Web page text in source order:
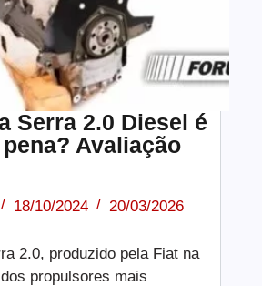
Serra 2.0 Diesel é
Avaliação
18/10/2024 20/03/2026
2.0, produzido pela Fiat na
propulsores mais